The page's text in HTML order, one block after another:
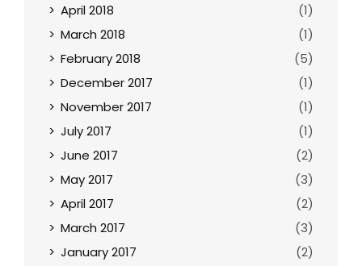
April 2018
(1)
March 2018
(1)
February 2018
(5)
December 2017
(1)
November 2017
(1)
July 2017
(1)
June 2017
(2)
May 2017
(3)
April 2017
(2)
March 2017
(3)
January 2017
(2)